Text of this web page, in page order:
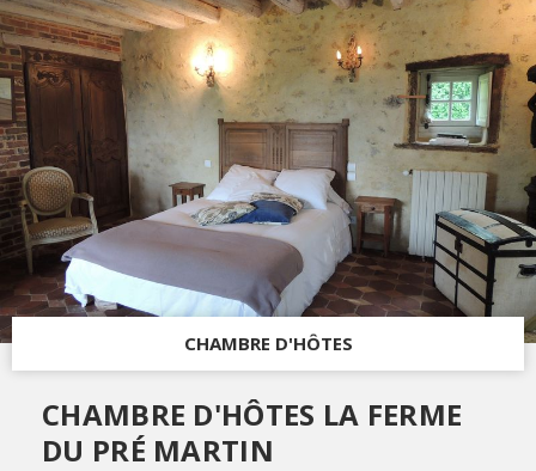
CHAMBRE D'HÔTES
CHAMBRE D'HÔTES LA FERME
DU PRÉ MARTIN